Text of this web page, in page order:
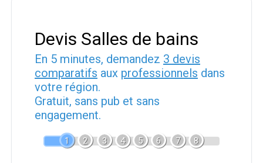
Devis Salles de bains
En 5 minutes, demandez 3 devis
comparatifs aux professionnels dans
votre région.
Gratuit, sans pub et sans
engagement.
1 2 3 4 5 6 7 8